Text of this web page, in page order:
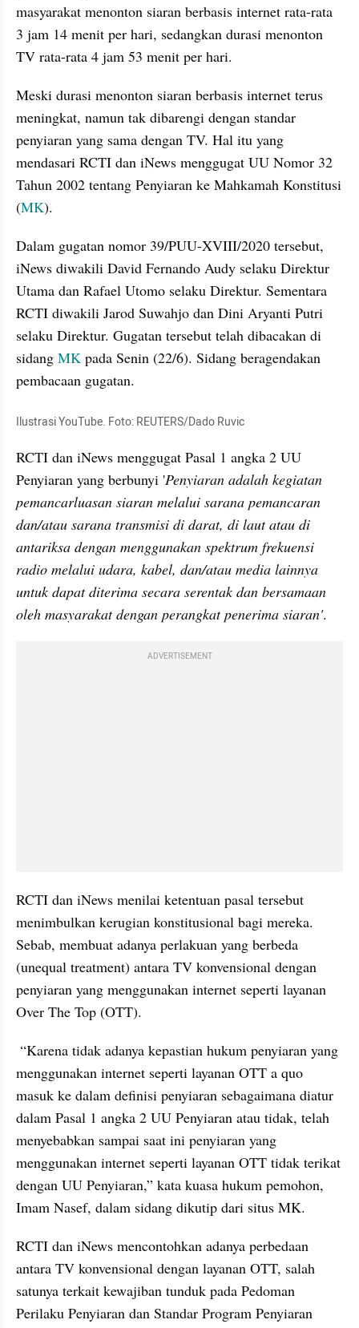
masyarakat menonton siaran berbasis internet rata-rata
3 jam 14 menit per hari, sedangkan durasi menonton
TV rata-rata 4 jam 53 menit per hari.
Meski durasi menonton siaran berbasis internet terus
meningkat, namun tak dibarengi dengan standar
penyiaran yang sama dengan TV. Hal itu yang
mendasari RCTI dan iNews menggugat UU Nomor 32
Tahun 2002 tentang Penyiaran ke Mahkamah Konstitusi
(MK).
Dalam gugatan nomor 39/PUU-XVIII/2020 tersebut,
iNews diwakili David Fernando Audy selaku Direktur
Utama dan Rafael Utomo selaku Direktur. Sementara
RCTI diwakili Jarod Suwahjo dan Dini Aryanti Putri
selaku Direktur. Gugatan tersebut telah dibacakan di
sidang MK pada Senin (22/6). Sidang beragendakan
pembacaan gugatan.
Ilustrasi YouTube. Foto: REUTERS/DadoRuvic
RCTI dan iNews menggugat Pasal 1 angka 2 UU
Penyiaran yang berbunyi '
pemancarluasan siaran melalui sarana pemancaran
dan/atau sarana transmisi di darat, di laut atau di
antariksa dengan menggunakan spektrum frekuensi
radio melalui udara, kabel, dan/atau media lainnya
untuk dapat diterima secara serentak dan bersamaan
oleh masyarakat dengan perangkat penerima siaran'.
ADVERTISEMENT
RCTI dan iNews menilai ketentuan pasal tersebut
menimbulkan kerugian konstitusional bagi mereka.
Sebab, membuat adanya perlakuan yang berbeda
(unequal treatment) antara TV konvensional dengan
penyiaran yang menggunakan internet seperti layanan
Over The Top (OTT).
menggunakan internet seperti layanan OTT a quo
masuk ke dalam definisi penyiaran sebagaimana diatur
dalam Pasal 1 angka 2 UU Penyiaran atau tidak, telah
menyebabkan sampai saat ini penyiaran yang
menggunakan internet seperti layanan OTT tidak terikat
dengan UU Penyiaran,” kata kuasa hukum pemohon,
Imam Nasef, dalam sidang dikutip dari situs MK.
RCTI dan iNews mencontohkan adanya perbedaan
antara TV konvensional dengan layanan OTT, salah
satunya terkait kewajiban tunduk pada Pedoman
Perilaku Penyiaran dan Standar Program Penyiaran